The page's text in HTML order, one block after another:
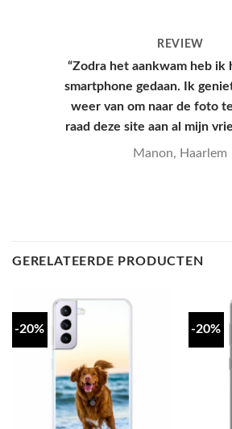
REVIEW
“Hoesje kwam snel aan en
verpakking, hele goede
mooie print.”
Yana, Den Haag